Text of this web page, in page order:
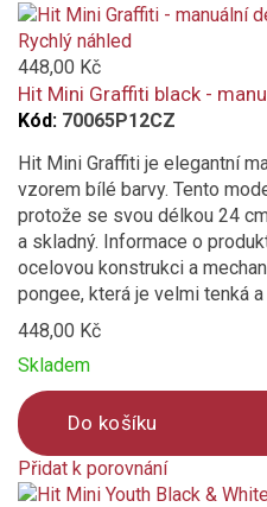
Product
is
added
to
compare
Rychlý náhled
448,00 Kč
Hit Mini Graffiti black -
Kód: 70065P12CZ
Hit Mini Graffiti je elegantní
vzorem bílé barvy. Tento
protože se svou délkou 24
a skladný. Informace o
ocelovou konstrukci a
pongee, která je velmi tenká
448,00 Kč
Skladem
Do košíku
Přidat k porovnání
Product